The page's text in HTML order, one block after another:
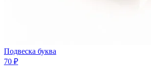
Подвеска буква
70 ₽